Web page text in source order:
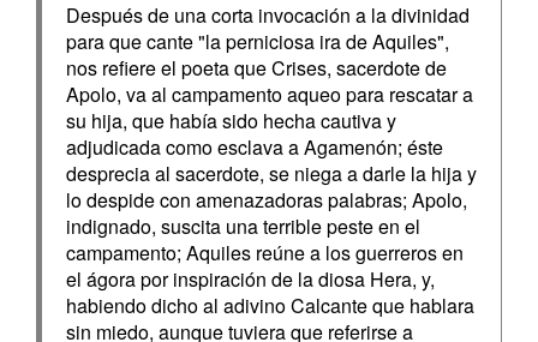
Después de una corta invocación a la divinidad
para que cante "la perniciosa ira de Aquiles",
nos refiere el poeta que Crises, sacerdote de
Apolo, va al campamento aqueo para rescatar a
su hija, que había sido hecha cautiva y
adjudicada como esclava a Agamenón; éste
desprecia al sacerdote, se niega a darle la hija y
lo despide con amenazadoras palabras; Apolo,
indignado, suscita una terrible peste en el
campamento; Aquiles reúne a los guerreros en
el ágora por inspiración de la diosa Hera, y,
habiendo dicho al adivino Calcante que hablara
sin miedo, aunque tuviera que referirse a